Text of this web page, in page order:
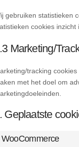
gebruiken statistieken
cookies
Marketing/
tracking
met het doel om
Geplaatste
WooCommerce